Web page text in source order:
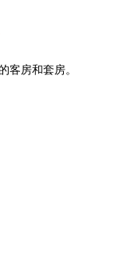
房和套房。